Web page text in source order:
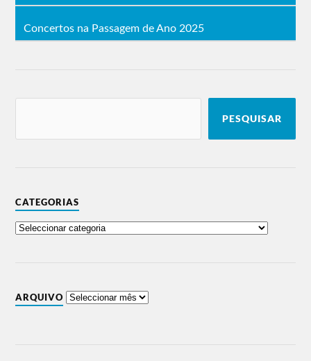
Concertos na Passagem de Ano 2025
PESQUISAR
CATEGORIAS
ARQUIVO